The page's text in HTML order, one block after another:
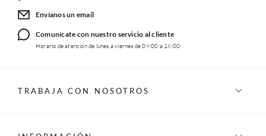
Envíanos un email
Comunícate con nuestro servicio al cliente
Horario de atención de lunes a viernes de 09:00 a 16:00
TRABAJA CON NOSOTROS